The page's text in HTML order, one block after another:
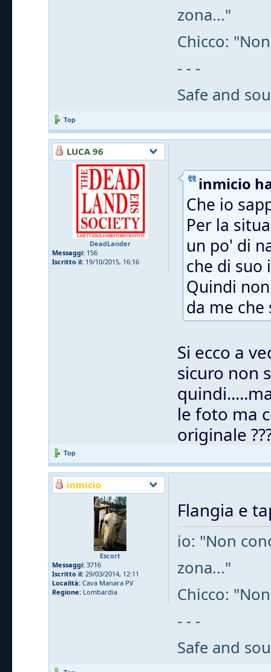
zona..."
Chicco:
- - -
Safe and
Top
LUCA 96
DeadLander
Messaggi: 156
Iscritto il: 19/10/2015, 16:16
inmicio
Che io
Per la
un po' di
che di suo
Quindi
da me
Si ecco a
sicuro non
le foto ma
originale
Top
inmicio
Escort
Messaggi: 3716
Iscritto il: 29/03/2014, 12:11
Località: Cava Manara PV
Regione: Lombardia
Flangia e
io: "Non
zona..."
Chicco:
- - -
Safe and